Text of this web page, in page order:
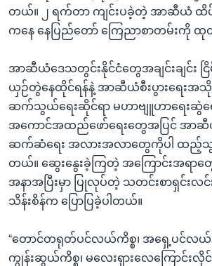
တယ်။ ၂ ရက်တာ ကျင်းပခဲ့တဲ့ အာဆီယံ ထိ
ကနေ နေပြည်တော် ကြေညာစာတမ်းကို ထု
အာဆီယံဒေသတွင်းနိုင်ငံတွေအချင်းချင်း ငြိ
ယှဉ်တွဲနေထိုင်ရန်နဲ့ အာဆီယံစီးပွားရေးအ
ဆက်သွယ်ရေးဆိုင်ရာ မဟာဗျူဟာရေးဆွဲရ
အကောင်အထည်ဖော်ရေးတွေအပြင် အာဆီယံနဲ့
ဆက်ဆံရေး အလားအလာတွေကိုပါ ထည့်သွင်း
တယ်။ ဆွေးနွေးခဲ့ကြတဲ့ အကြောင်းအရာ
အနာအပြီးမှာ ပြုလုပ်တဲ့ သတင်းစာရှင်းလ
သိန်းစိန်က ပြောပြခဲ့ပါတယ်။
“တောင်တရုတ်ပင်လယ်ကိစ္စ၊ အရှေ့ပင်လယ်ကိ
ကျွန်းဆွယ်ကိစ္စ၊ မလေးရှားလေကြောင်းလို